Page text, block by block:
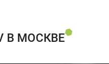
В МОСКВЕ